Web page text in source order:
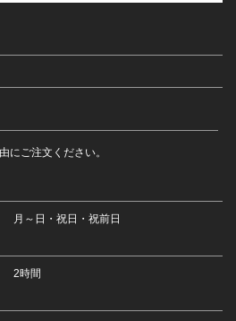
にご注文ください。
月～日・祝日・祝前日
2時間
情報をシェアする
のせんごく 末広本店
courses/197450130